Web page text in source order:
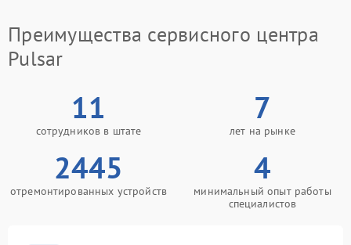
Преимущества сервисного центра
Pulsar
11
сотрудников в штате
7
лет на рынке
2445
отремонтированных устройств
4
минимальный опыт работы
специалистов